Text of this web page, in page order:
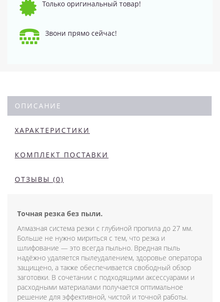
Только оригинальный товар!
Звони прямо сейчас!
ОПИСАНИЕ
ХАРАКТЕРИСТИКИ
КОМПЛЕКТ ПОСТАВКИ
ОТЗЫВЫ (0)
Точная резка без пыли.
Алмазная система резки с глубиной пропила до 27 мм.
Больше не нужно мириться с тем, что резка и
шлифование — это всегда пыльно. Вредная пыль
надёжно удаляется пылеудалением, здоровье оператора
защищено, а также обеспечивается свободный обзор
заготовки. В сочетании с подходящими аксессуарами и
расходными материалами получается оптимальное
решение для эффективной, чистой и точной работы.